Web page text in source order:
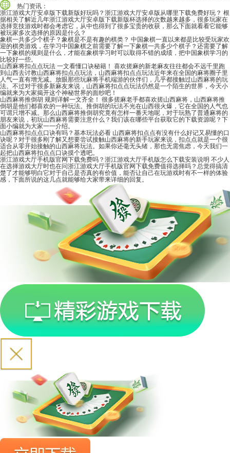
热门资讯：
浙江游戏大厅安卓版下载新版好玩吗？浙江游戏大厅安卓版从哪里下载免费好玩？ 根
据相关了解近几年浙江游戏大厅安卓版下载新版杯选择的次数越来越多，很多玩家在
选择竞技游戏时都会考虑它，从中也得到了很多宝贵的收获，那么下面就看看它能够
被玩家多次选择的原因是什么？
象棋一共多少个棋子？象棋是不是有趣的棋类？ 中国象棋一直以来都是比较受玩家欢
迎的棋类游戏，在学习中国象棋之前需要了解一下象棋一共多少个棋子？还需要了解
一下象棋的规则是什么，才能在象棋学习时可以取得不错的成绩，把中国象棋学习的
比较好一些。
山西麻将扣点点玩法 一文看懂口诀秘籍！ 喜欢搓麻的新老麻友往往都会不远千里跑
到山西去讨教山西麻将扣点点玩法，山西麻将扣点点玩法近年来在全国的麻将圈子里
人气一直有增无减。放眼那些玩麻将手机端游的伙伴们，几乎都接触过山西麻将的玩
法。不过对于很多新麻友来说，山西麻将扣点点玩法仍然是一个陌生的世界，今天小
编就来为大家揭开这个神秘世界的面纱吧！
山西麻将推倒胡 规则详解一文齐全！ 很多搓麻老手都喜欢搓山西麻将，山西麻将推
倒胡是他们都喜欢的一种玩法。推倒胡的玩法不光在山西很火爆，它在全国的人气也
可谓只增不减。那么山西麻将推倒胡究竟有怎样一番天地呢，对于玩熟了普通麻将的
朋友来说，初玩山西麻将需要注意什么？我们该在哪些平台获取它的下载资源呢？下
面小编就为大家一一介绍。
山西麻将扣点点口诀有吗？基本玩法必看 山西麻将扣点点有没有什么好记又易懂的口
诀呢？对于很多刚了解又想要尝试接触山西麻将的新手玩家来说，扣点点就是一个很
适合从零开始接触的山西麻将玩法。如果你还毫无头绪，那也无需焦虑，今天我们一
起把山西麻将扣点点口诀摸个透吧。
浙江游戏大厅手机版官网下载免费吗？浙江游戏大厅手机版怎么下载安装说明 不少人
在选择游戏大厅时也在问浙江游戏大厅手机版官网下载免费值得选择吗？总觉得搞清
楚了才能够明白它对于自己是否真的有价值，能否让自己在玩游戏时有不一样的体验
感，下面所说的这几点就能够给大家带来详细的回复。